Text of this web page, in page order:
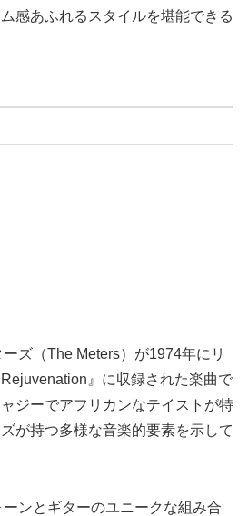
感あふれるスタイルを堪能できる
ーズ（The Meters）が1974年にリ
』に収録された楽曲で
ジーでアフリカンなテイストが特
が持つ多様な音楽的要素を示して
ーンとギターのユニークな組み合